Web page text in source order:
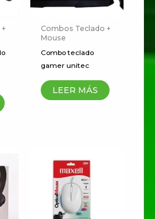
obligatorios están
Combos Teclado +
Mouse
Combo teclado
gamer unitec
LEER MÁS